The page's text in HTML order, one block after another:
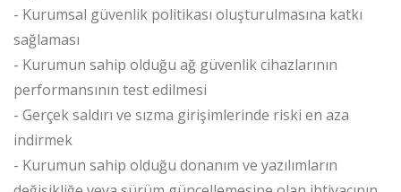
- Kurumsal güvenlik politikası oluşturulmasına katkı
sağlaması
- Kurumun sahip olduğu ağ güvenlik cihazlarının
performansının test edilmesi
- Gerçek saldırı ve sızma girişimlerinde riski en aza
indirmek
- Kurumun sahip olduğu donanım ve yazılımların